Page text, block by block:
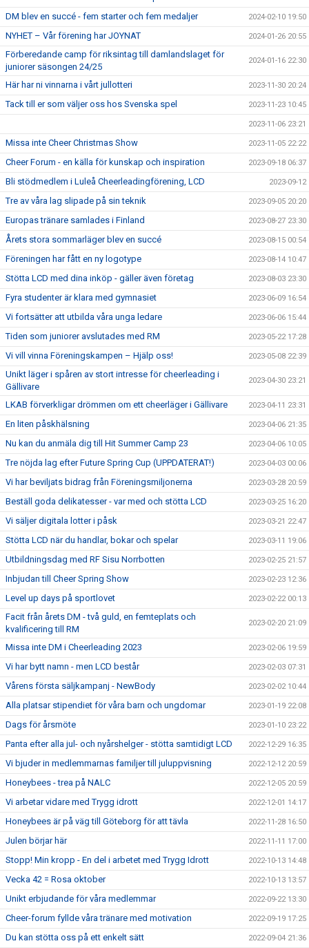
DM blev en succé - fem starter och fem medaljer 2024-02-10 19:50
NYHET – Vår förening har JOYNAT 2024-01-26 20:55
Förberedande camp för riksintag till damlandslaget för
juniorer säsongen 24/25
2024-01-16 22:30
Här har ni vinnarna i vårt jullotteri 2023-11-30 20:24
Tack till er som väljer oss hos Svenska spel 2023-11-23 10:45
2023-11-06 23:21
Missa inte Cheer Christmas Show 2023-11-05 22:22
Cheer Forum - en källa för kunskap och inspiration 2023-09-18 06:37
Bli stödmedlem i Luleå Cheerleadingförening, LCD 2023-09-12
Tre av våra lag slipade på sin teknik 2023-09-05 20:20
Europas tränare samlades i Finland 2023-08-27 23:30
Årets stora sommarläger blev en succé 2023-08-15 00:54
Föreningen har fått en ny logotype 2023-08-14 10:47
Stötta LCD med dina inköp - gäller även företag 2023-08-03 23:30
Fyra studenter är klara med gymnasiet 2023-06-09 16:54
Vi fortsätter att utbilda våra unga ledare 2023-06-06 15:44
Tiden som juniorer avslutades med RM 2023-05-22 17:28
Vi vill vinna Föreningskampen – Hjälp oss! 2023-05-08 22:39
Unikt läger i spåren av stort intresse för cheerleading i
Gällivare
2023-04-30 23:21
LKAB förverkligar drömmen om ett cheerläger i Gällivare 2023-04-11 23:31
En liten påskhälsning 2023-04-06 21:35
Nu kan du anmäla dig till Hit Summer Camp 23 2023-04-06 10:05
Tre nöjda lag efter Future Spring Cup (UPPDATERAT!) 2023-04-03 00:06
Vi har beviljats bidrag från Föreningsmiljonerna 2023-03-28 20:59
Beställ goda delikatesser - var med och stötta LCD 2023-03-25 16:20
Vi säljer digitala lotter i påsk 2023-03-21 22:47
Stötta LCD när du handlar, bokar och spelar 2023-03-11 19:06
Utbildningsdag med RF Sisu Norrbotten 2023-02-25 21:57
Inbjudan till Cheer Spring Show 2023-02-23 12:36
Level up days på sportlovet 2023-02-22 00:13
Facit från årets DM - två guld, en femteplats och
kvalificering till RM
2023-02-20 21:09
Missa inte DM i Cheerleading 2023 2023-02-06 19:59
Vi har bytt namn - men LCD består 2023-02-03 07:31
Vårens första säljkampanj - NewBody 2023-02-02 10:44
Alla platsar stipendiet för våra barn och ungdomar 2023-01-19 22:08
Dags för årsmöte 2023-01-10 23:22
Panta efter alla jul- och nyårshelger - stötta samtidigt LCD 2022-12-29 16:35
Vi bjuder in medlemmarnas familjer till juluppvisning 2022-12-12 20:59
Honeybees - trea på NALC 2022-12-05 20:59
Vi arbetar vidare med Trygg idrott 2022-12-01 14:17
Honeybees är på väg till Göteborg för att tävla 2022-11-28 16:50
Julen börjar här 2022-11-11 17:00
Stopp! Min kropp - En del i arbetet med Trygg Idrott 2022-10-13 14:48
Vecka 42 = Rosa oktober 2022-10-13 13:57
Unikt erbjudande för våra medlemmar 2022-09-22 13:30
Cheer-forum fyllde våra tränare med motivation 2022-09-19 17:25
Du kan stötta oss på ett enkelt sätt 2022-09-04 21:36